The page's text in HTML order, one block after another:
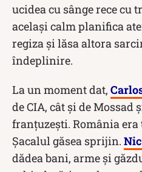
ucidea cu sânge rece cu
acelaşi calm planifica
regiza şi lăsa altora
îndeplinire.
La un moment dat,
de CIA, cât și de Mossad
franțuzești. România era
Şacalul găsea sprijin.
dădea bani, arme şi